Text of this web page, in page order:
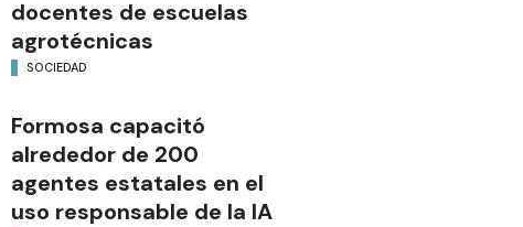
docentes de escuelas
agrotécnicas
SOCIEDAD
Formosa capacitó
alrededor de 200
agentes estatales en el
uso responsable de la IA